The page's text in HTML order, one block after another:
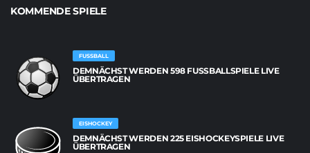
KOMMENDE SPIELE
FUSSBALL
DEMNÄCHST WERDEN 598 FUSSBALLSPIELE LIVE Ü
BERTRAGEN
EISHOCKEY
DEMNÄCHST WERDEN 225 EISHOCKEYSPIELE LIVE
ÜBERTRAGEN